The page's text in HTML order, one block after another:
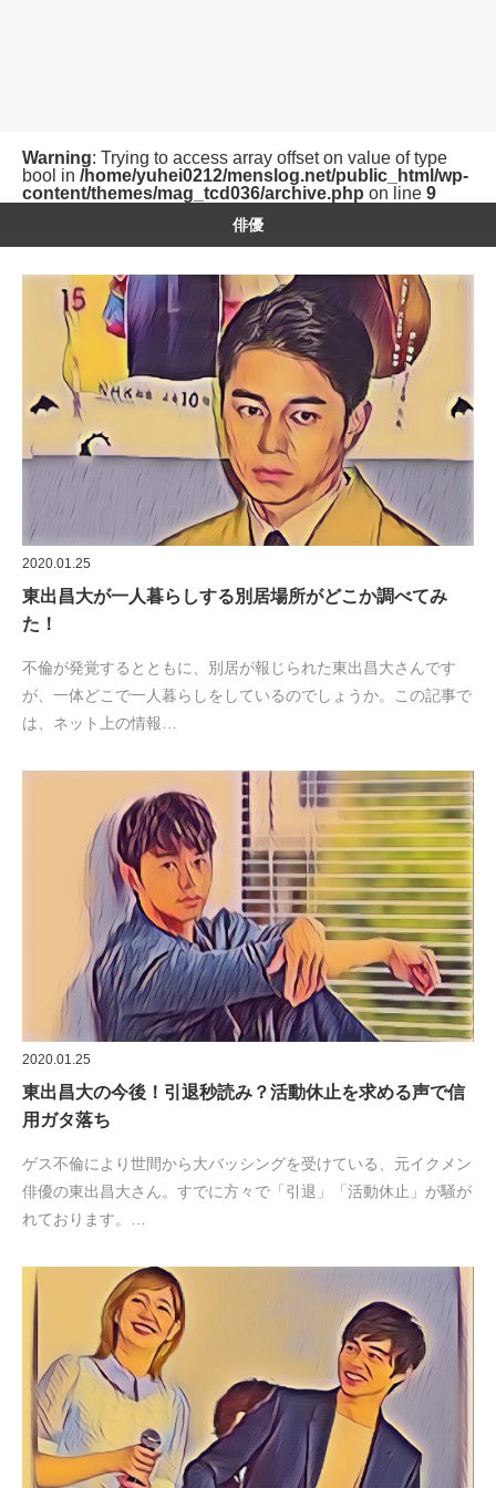
Warning: Trying to access array offset on value of type
bool in /home/yuhei0212/menslog.net/public_html/wp-
content/themes/mag_tcd036/archive.php on line 9
俳優
2020.01.25
東出昌大が一人暮らしする別居場所がどこか調べてみ
た！
不倫が発覚するとともに、別居が報じられた東出昌大さんです
が、一体どこで一人暮らしをしているのでしょうか。この記事で
は、ネット上の情報…
2020.01.25
東出昌大の今後！引退秒読み？活動休止を求める声で信
用ガタ落ち
ゲス不倫により世間から大バッシングを受けている、元イクメン
俳優の東出昌大さん。すでに方々で「引退」「活動休止」が騒が
れております。…